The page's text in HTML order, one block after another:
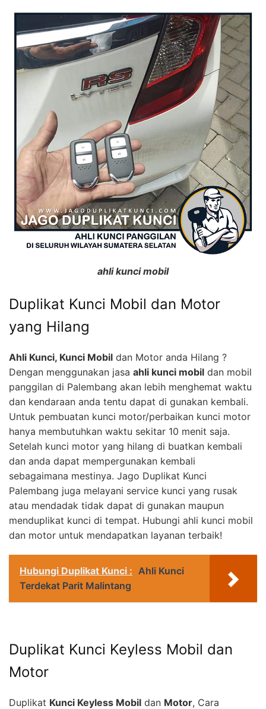
ahli kunci mobil
Duplikat Kunci Mobil dan Motor
yang Hilang
Ahli Kunci, Kunci Mobil dan Motor anda Hilang ?
Dengan menggunakan jasa ahli kunci mobil dan mobil
panggilan di Palembang akan lebih menghemat waktu
dan kendaraan anda tentu dapat di gunakan kembali.
Untuk pembuatan kunci motor/perbaikan kunci motor
hanya membutuhkan waktu sekitar 10 menit saja.
Setelah kunci motor yang hilang di buatkan kembali
dan anda dapat mempergunakan kembali
sebagaimana mestinya. Jago Duplikat Kunci
Palembang juga melayani service kunci yang rusak
atau mendadak tidak dapat di gunakan maupun
menduplikat kunci di tempat. Hubungi ahli kunci mobil
dan motor untuk mendapatkan layanan terbaik!
Hubungi Duplikat Kunci : Ahli Kunci
Terdekat Parit Malintang
Duplikat Kunci Keyless Mobil dan
Motor
Duplikat Kunci Keyless Mobil dan Motor, Cara